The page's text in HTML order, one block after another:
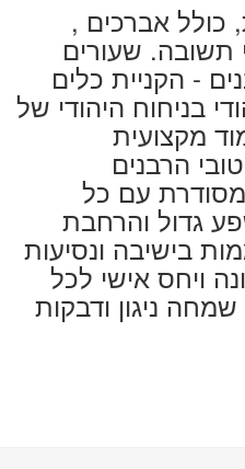
כולל אברכים ,
תשובה. שעורים
- הקניית כלים
בניחוח היהודי של
מקצועית
הרבנים
עם כל
גדול והרחבת
בישיבה ונסיעות
ויחס אישי לכל
ניגון ודבקות